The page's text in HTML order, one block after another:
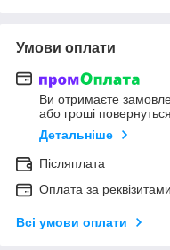
Умови оплати
Ви отримаєте
або гроші
Детальніше
Післяплата
Оплата за реквізитами
Всі умови оплати